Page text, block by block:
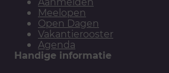
Meelopen
Open Dagen
Vakantierooster
Agenda
Handige informatie